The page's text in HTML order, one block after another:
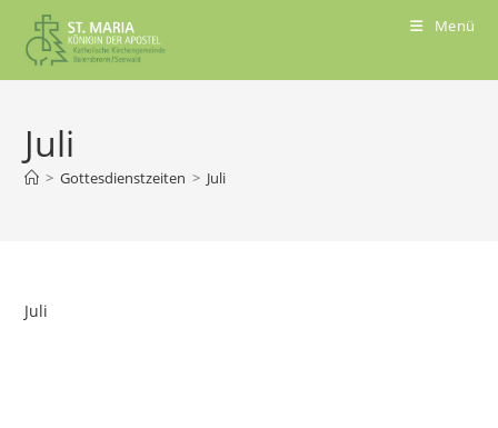
Menü
Juli
> Gottesdienstzeiten > Juli
Juli